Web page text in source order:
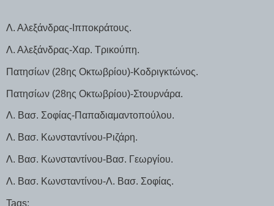
Λ. Αλεξάνδρας-Ιπποκράτους.
Λ. Αλεξάνδρας-Χαρ. Τρικούπη.
Πατησίων (28ης Οκτωβρίου)-Κοδριγκτώνος.
Πατησίων (28ης Οκτωβρίου)-Στουρνάρα.
Λ. Βασ. Σοφίας-Παπαδιαμαντοπούλου.
Λ. Βασ. Κωνσταντίνου-Ριζάρη.
Λ. Βασ. Κωνσταντίνου-Βασ. Γεωργίου.
Λ. Βασ. Κωνσταντίνου-Λ. Βασ. Σοφίας.
Tags: